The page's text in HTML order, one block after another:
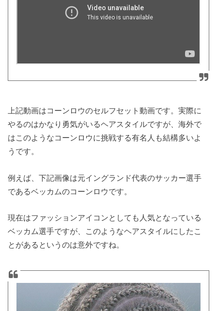
上記動画はコーンロウのセルフセット動画です。実際に
やるのはかなり勇気がいるヘアスタイルですが、海外で
はこのようなコーンロウに挑戦する有名人も結構多いよ
うです。
例えば、下記画像は元イングランド代表のサッカー選手
であるベッカムのコーンロウです。
現在はファッションアイコンとしても人気となっている
ベッカム選手ですが、このようなヘアスタイルにしたこ
とがあるというのは意外ですね。